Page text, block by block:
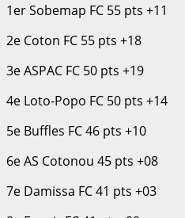
1er Sobemap FC 55 pts +11
2e Coton FC 55 pts +18
3e ASPAC FC 50 pts +19
4e Loto-Popo FC 50 pts +14
5e Buffles FC 46 pts +10
6e AS Cotonou 45 pts +08
7e Damissa FC 41 pts +03